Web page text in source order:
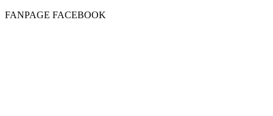
FANPAGE FACEBOOK